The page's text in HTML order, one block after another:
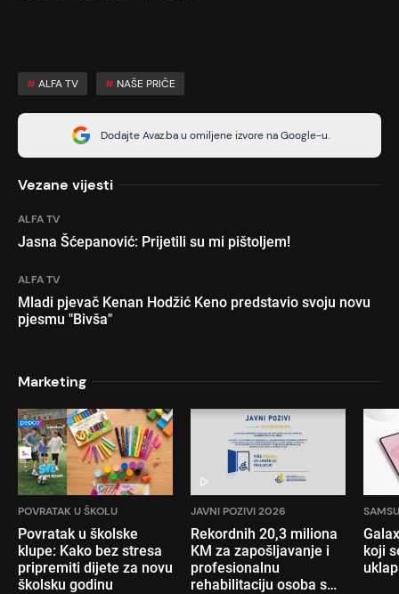
#ALFA TV # NAŠE PRIČE
Dodajte Avaz.ba u omiljene izvore na Google-u.
Vezane vijesti
ALFA TV
Jasna Šćepanović: Prijetili su mi pištoljem!
ALFA TV
Mladi pjevač Kenan Hodžić Keno predstavio svoju novu
pjesmu "Bivša"
Marketing
POVRATAK U ŠKOLU
Povratak u školske
klupe: Kako bez stresa
pripremiti dijete za novu
školsku godinu
JAVNI POZIVI 2026
Rekordnih 20,3 miliona
KM za zapošljavanje i
profesionalnu
rehabilitaciju osoba s
koji